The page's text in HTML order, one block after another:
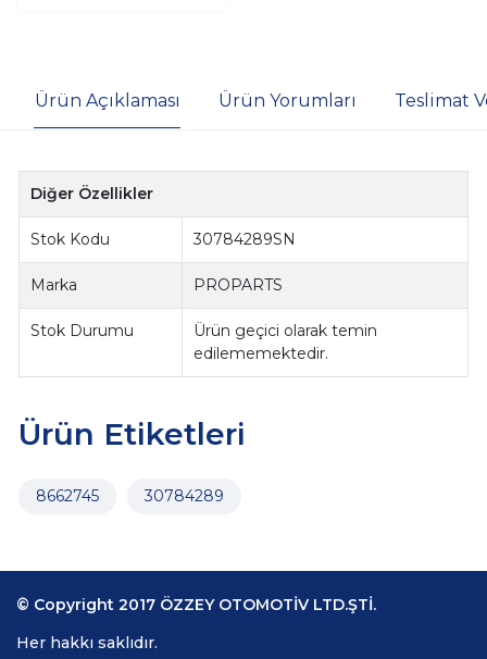
Ürün Açıklaması Ürün Yorumları Teslimat
Diğer Özellikler
Stok Kodu 30784289SN
Marka PROPARTS
Stok Durumu
Ürün geçici olarak temin
edilememektedir.
Ürün Etiketleri
8662745 30784289
© Copyright 2017 ÖZZEY OTOMOTİV LTD.ŞTİ.
Her hakkı saklıdır.